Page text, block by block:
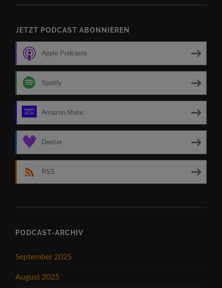
JETZT PODCAST ABONNIEREN
Apple Podcasts
Spotify
Amazon Music
Deezer
RSS
PODCAST-ARCHIV
September 2025
August 2025